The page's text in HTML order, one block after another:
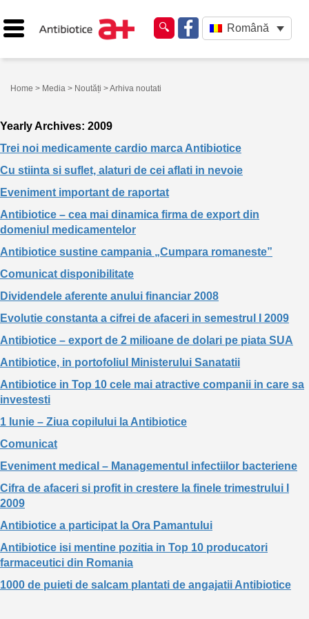
Română
Home > Media > Noutăți > Arhiva noutati
Yearly Archives: 2009
Trei noi medicamente cardio marca Antibiotice
Cu stiinta si suflet, alaturi de cei aflati in nevoie
Eveniment important de raportat
Antibiotice – cea mai dinamica firma de export din
domeniul medicamentelor
Antibiotice sustine campania „Cumpara romaneste”
Comunicat disponibilitate
Dividendele aferente anului financiar 2008
Evolutie constanta a cifrei de afaceri in semestrul I 2009
Antibiotice – export de 2 milioane de dolari pe piata SUA
Antibiotice, in portofoliul Ministerului Sanatatii
Antibiotice in Top 10 cele mai atractive companii in care sa
investesti
1 Iunie – Ziua copilului la Antibiotice
Comunicat
Eveniment medical – Managementul infectiilor bacteriene
Cifra de afaceri si profit in crestere la finele trimestrului I
2009
Antibiotice a participat la Ora Pamantului
Antibiotice isi mentine pozitia in Top 10 producatori
farmaceutici din Romania
1000 de puieti de salcam plantati de angajatii Antibiotice